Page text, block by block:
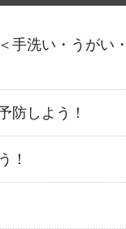
洗い・うがい
防しよう！
！